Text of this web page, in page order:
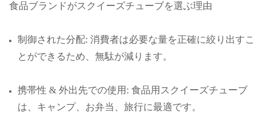
食品ブランドがスクイーズチューブを選ぶ理由
制御された分配: 消費者は必要な量を正確に絞り出すこ
とができるため、無駄が減ります。
携帯性 & 外出先での使用: 食品用スクイーズチューブ
は、キャンプ、お弁当、旅行に最適です。